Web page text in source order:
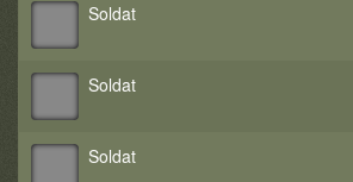
Soldat
Soldat
Soldat